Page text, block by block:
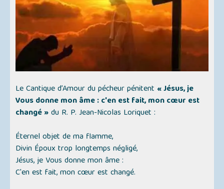
Le Cantique d’Amour du pécheur pénitent « Jésus, je
Vous donne mon âme : c'en est fait, mon cœur est
changé »du R. P. Jean-Nicolas Loriquet :
Éternel objet de ma flamme,
Divin Époux trop longtemps négligé,
Jésus, je Vous donne mon âme :
C'en est fait, mon cœur est changé.